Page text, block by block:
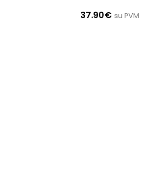
37.90€ su PVM